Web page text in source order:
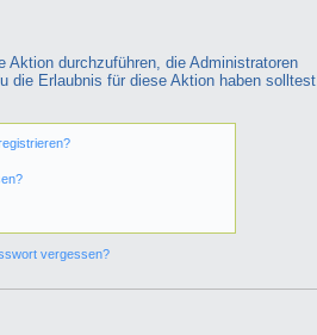
Aktion durchzuführen, die Administratoren
die Erlaubnis für diese Aktion haben solltest.
vergessen?